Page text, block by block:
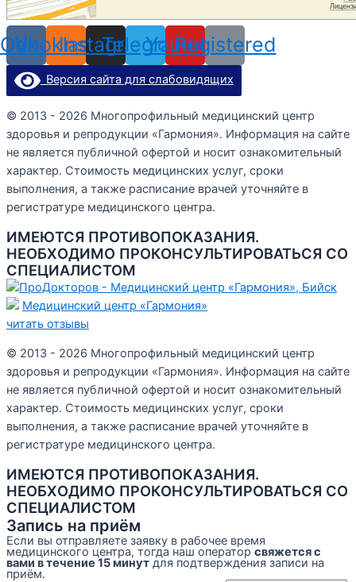
Vk
Odnoklassniki
Instagram
Telegram
Youtube
Registered
Версия сайта для слабовидящих
© 2013 - 2026 Многопрофильный медицинский центр
здоровья и репродукции «Гармония». Информация на сайте
не является публичной офертой и носит ознакомительный
характер. Стоимость медицинских услуг, сроки
выполнения, а также расписание врачей уточняйте в
регистратуре медицинского центра.
ИМЕЮТСЯ ПРОТИВОПОКАЗАНИЯ.
НЕОБХОДИМО ПРОКОНСУЛЬТИРОВАТЬСЯ СО
СПЕЦИАЛИСТОМ
Медицинский центр «Гармония»
читать отзывы
© 2013 - 2026 Многопрофильный медицинский центр
здоровья и репродукции «Гармония». Информация на сайте
не является публичной офертой и носит ознакомительный
характер. Стоимость медицинских услуг, сроки
выполнения, а также расписание врачей уточняйте в
регистратуре медицинского центра.
ИМЕЮТСЯ ПРОТИВОПОКАЗАНИЯ.
НЕОБХОДИМО ПРОКОНСУЛЬТИРОВАТЬСЯ СО
СПЕЦИАЛИСТОМ
Запись на приём
Если вы отправляете заявку в рабочее время
медицинского центра, тогда наш оператор свяжется с
вами в течение 15 минут для подтверждения записи на
приём.